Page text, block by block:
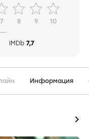
7 8 9 10
IMDb 7,7
Информация
icon